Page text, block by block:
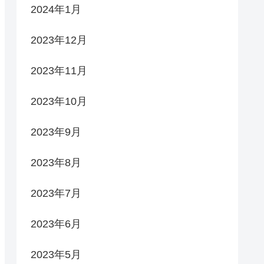
2024年1月
2023年12月
2023年11月
2023年10月
2023年9月
2023年8月
2023年7月
2023年6月
2023年5月